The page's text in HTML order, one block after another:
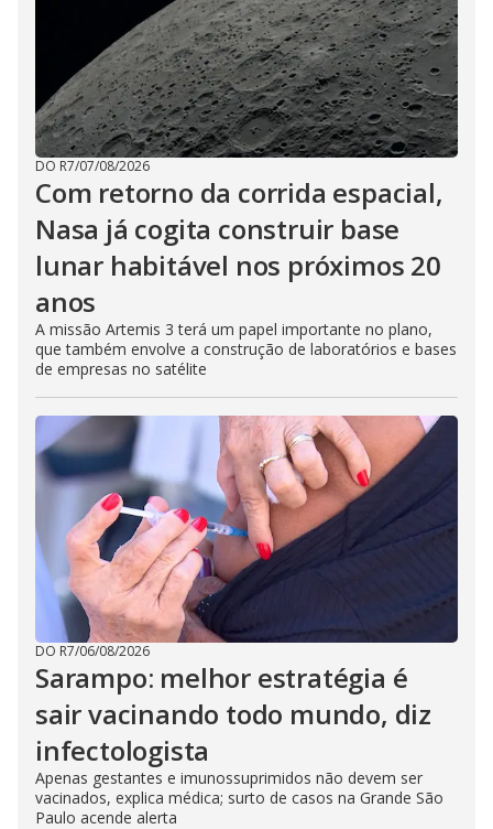
DO R7/07/08/2026
Com retorno da corrida espacial,
Nasa já cogita construir base
lunar habitável nos próximos 20
anos
A missão Artemis 3 terá um papel importante no plano,
que também envolve a construção de laboratórios e bases
de empresas no satélite
DO R7/06/08/2026
Sarampo: melhor estratégia é
sair vacinando todo mundo, diz
infectologista
Apenas gestantes e imunossuprimidos não devem ser
vacinados, explica médica; surto de casos na Grande São
Paulo acende alerta